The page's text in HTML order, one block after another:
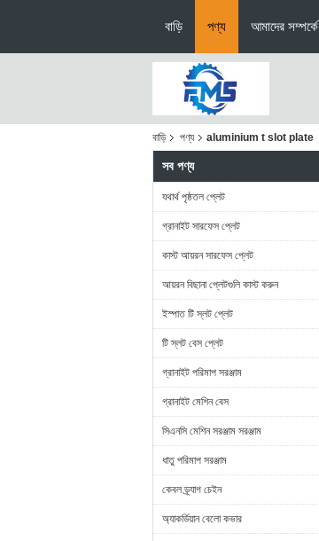
বাড়ি পণ্য আমাদের সম্পর্কে
বাড়ি পণ্য aluminium t slot plate
সব পণ্য
যথার্থ পৃষ্ঠতল প্লেট
গ্রানাইট সারফেস প্লেট
কাস্ট আয়রন সারফেস প্লেট
আয়রন বিছানা প্লেটগুলি কাস্ট করুন
ইস্পাত টি স্লট প্লেট
টি স্লট বেস প্লেট
গ্রানাইট পরিমাপ সরঞ্জাম
গ্রানাইট মেশিন বেস
সিএনসি মেশিন সরঞ্জাম সরঞ্জাম
ধাতু পরিমাপ সরঞ্জাম
কেবল ড্র্যাগ চেইন
অ্যাকর্ডিয়ান বেলো কভার